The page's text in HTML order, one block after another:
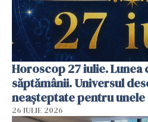
Horoscop 27 iulie.
săptămânii. Universul
neașteptate pentru
26 IULIE 2026